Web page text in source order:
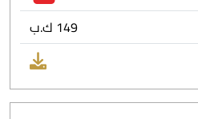
149 ك.ب